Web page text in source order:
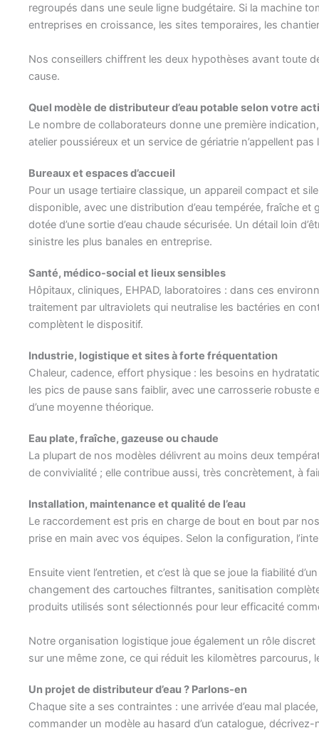
regroupés dans une seule ligne budgétaire. Si la machine
entreprises en croissance, les sites temporaires, les
Nos conseillers chiffrent les deux hypothèses avant toute
cause.
Quel modèle de distributeur d’eau potable selon votre
Le nombre de collaborateurs donne une première
atelier poussiéreux et un service de gériatrie n’appellent
Bureaux et espaces d’accueil
Pour un usage tertiaire classique, un appareil compact et
disponible, avec une distribution d’eau tempérée, fraîche
dotée d’une sortie d’eau chaude sécurisée. Un détail loin
sinistre les plus banales en entreprise.
Santé, médico-social et lieux sensibles
Hôpitaux, cliniques, EHPAD, laboratoires : dans ces
traitement par ultraviolets qui neutralise les bactéries en
complètent le dispositif.
Industrie, logistique et sites à forte fréquentation
Chaleur, cadence, effort physique : les besoins en
les pics de pause sans faiblir, avec une carrosserie
d’une moyenne théorique.
Eau plate, fraîche, gazeuse ou chaude
La plupart de nos modèles délivrent au moins deux
de convivialité ; elle contribue aussi, très concrètement, à
Installation, maintenance et qualité de l’eau
Le raccordement est pris en charge de bout en bout par
prise en main avec vos équipes. Selon la configuration,
Ensuite vient l’entretien, et c’est là que se joue la fiabilité
changement des cartouches filtrantes, sanitisation
produits utilisés sont sélectionnés pour leur efficacité
Notre organisation logistique joue également un rôle
sur une même zone, ce qui réduit les kilomètres
Un projet de distributeur d’eau ? Parlons-en
Chaque site a ses contraintes : une arrivée d’eau mal
commander un modèle au hasard d’un catalogue,